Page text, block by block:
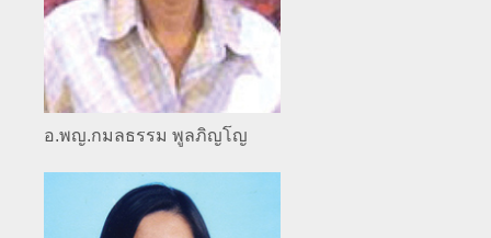
อ.พญ.กมลธรรม พูลภิญโญ